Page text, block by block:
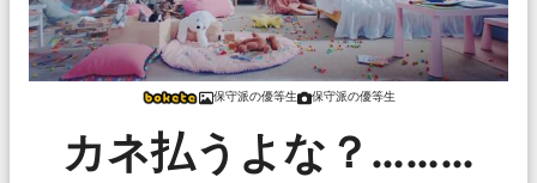
保守派の優等生 保守派の優等生
カネ払うよな？………